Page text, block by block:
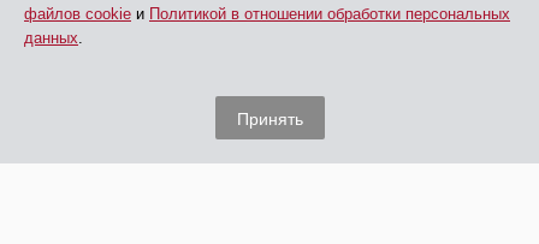
файлов cookie и Политикой в отношении обработки персональных
данных.
Принять